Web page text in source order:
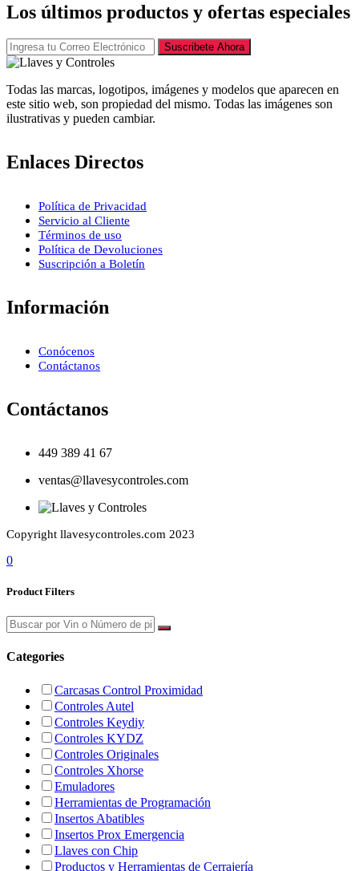
Los últimos productos y ofertas especiales
Suscribete Ahora
Todas las marcas, logotipos, imágenes y modelos que aparecen en
este sitio web, son propiedad del mismo. Todas las imágenes son
ilustrativas y pueden cambiar.
Enlaces Directos
Política de Privacidad
Servicio al Cliente
Términos de uso
Política de Devoluciones
Suscripción a Boletín
Información
Conócenos
Contáctanos
Contáctanos
449 389 41 67
ventas@llavesycontroles.com
Copyright llavesycontroles.com 2023
0
Product Filters
Categories
Carcasas Control Proximidad
Controles Autel
Controles Keydiy
Controles KYDZ
Controles Originales
Controles Xhorse
Emuladores
Herramientas de Programación
Insertos Abatibles
Insertos Prox Emergencia
Llaves con Chip
Productos y Herramientas de Cerrajería